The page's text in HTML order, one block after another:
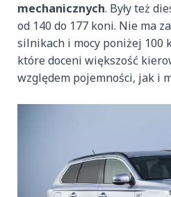
mechanicznych. Były też
od 140 do 177 koni. Nie ma
silnikach i mocy poniżej 100
które doceni większość
względem pojemności, jak i